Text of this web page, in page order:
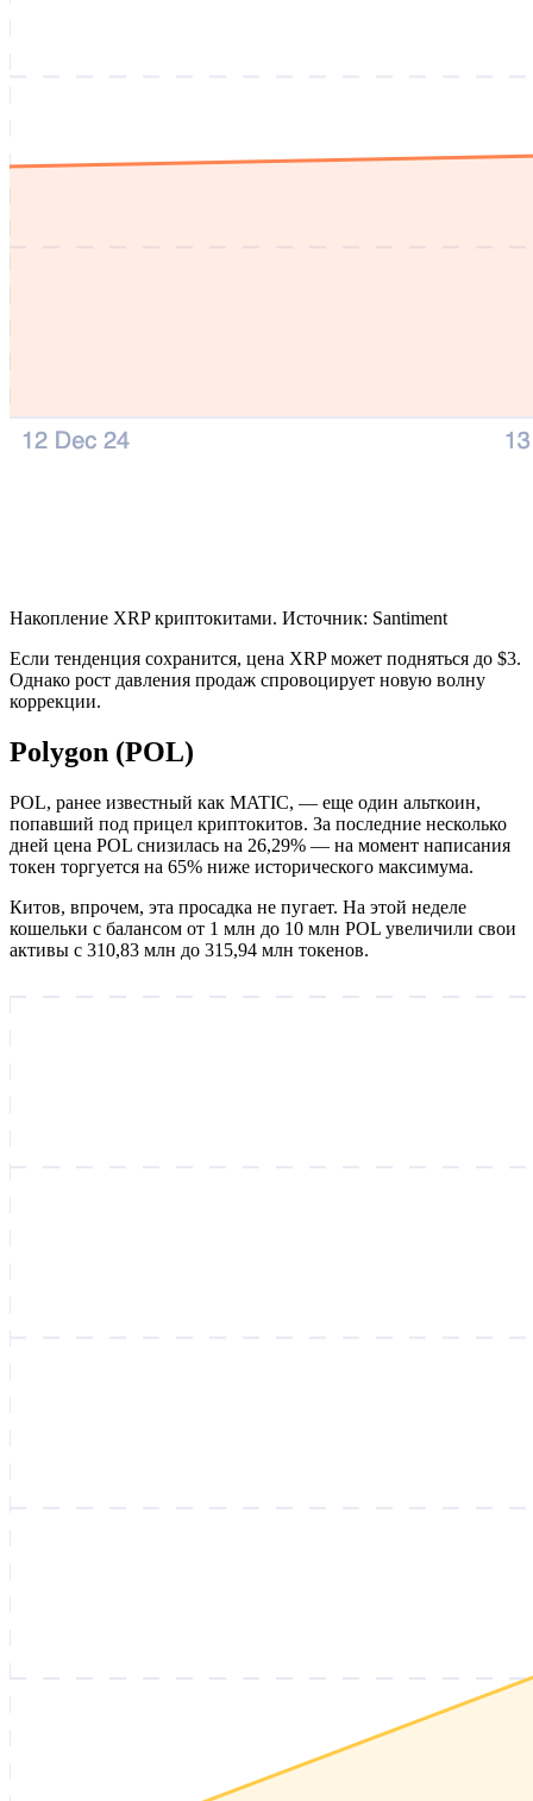
Накопление XRP криптокитами. Источник: Santiment
Если тенденция сохранится, цена XRP может подняться до $3.
Однако рост давления продаж спровоцирует новую волну
коррекции.
Polygon (POL)
POL, ранее известный как MATIC, — еще один альткоин,
попавший под прицел криптокитов. За последние несколько
дней цена POL снизилась на 26,29% — на момент написания
токен торгуется на 65% ниже исторического максимума.
Китов, впрочем, эта просадка не пугает. На этой неделе
кошельки с балансом от 1 млн до 10 млн POL увеличили свои
активы с 310,83 млн до 315,94 млн токенов.